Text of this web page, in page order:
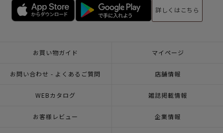
詳しくはこちら
お買い物ガイド マイページ
お問い合わせ - よくあるご質問 店舗情報
WEBカタログ 雑誌掲載情報
お客様レビュー 企業情報